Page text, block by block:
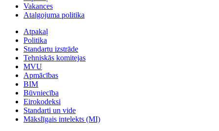
Vakances
Atalgojuma politika
Atpakaļ
Politika
Standartu izstrāde
Tehniskās komitejas
MVU
Apmācības
BIM
Būvniecība
Eirokodeksi
Standarti un vide
Mākslīgais intelekts (MI)